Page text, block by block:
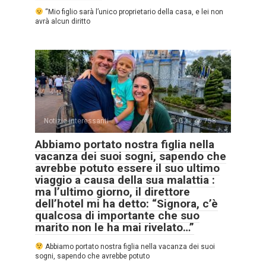
“Mio figlio sarà l’unico proprietario della casa, e lei non
avrà alcun diritto
Notizie interessanti 0 758
Abbiamo portato nostra figlia nella
vacanza dei suoi sogni, sapendo che
avrebbe potuto essere il suo ultimo
viaggio a causa della sua malattia :
ma l’ultimo giorno, il direttore
dell’hotel mi ha detto: “Signora, c’è
qualcosa di importante che suo
marito non le ha mai rivelato…”
Abbiamo portato nostra figlia nella vacanza dei suoi
sogni, sapendo che avrebbe potuto